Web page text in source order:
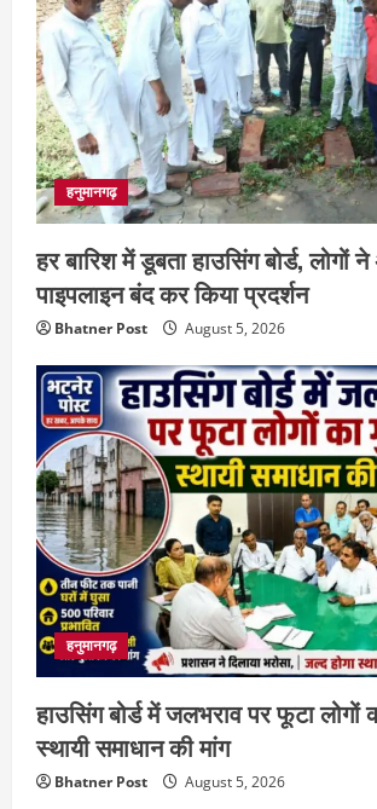
हनुमानगढ़
हर बारिश में डूबता हाउसिंग बोर्ड, लोगों
पाइपलाइन बंद कर किया प्रदर्शन
Bhatner Post August 5, 2026
हनुमानगढ़
हाउसिंग बोर्ड में जलभराव पर फूटा लोगों
स्थायी समाधान की मांग
Bhatner Post August 5, 2026